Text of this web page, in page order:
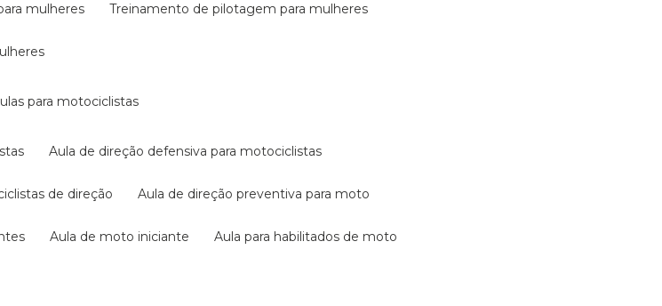
mulheres treinamento de pilotagem para mulheres
aulas para motociclistas
aula de direção defensiva para motociclistas
de direção aula de direção preventiva para moto
aula de moto iniciante aula para habilitados de moto